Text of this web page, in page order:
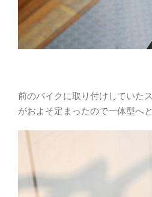
前のバイクに取り付けしていた
がおよそ定まったので一体型へ